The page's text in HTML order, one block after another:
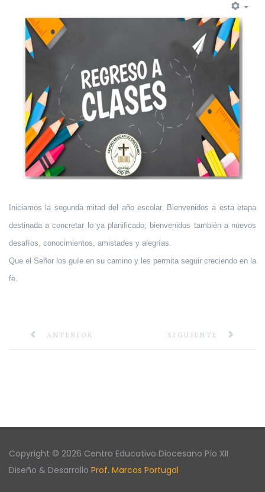
Iniciamos la segunda mitad del año escolar. Bienvenidos a esta etapa
destinada a concretar lo ya planificado; bienvenidos también a nuevos
desafíos, conocimientos, amistades y alegrías.
Que el Señor los guíe en su camino y les permita seguir creciendo en la
fe.
ANTERIOR SIGUIENTE
Copyright © 2026 Centro Educativo Diocesano Pío XII
Diseño & Desarrollo Prof. Marcos Portugal